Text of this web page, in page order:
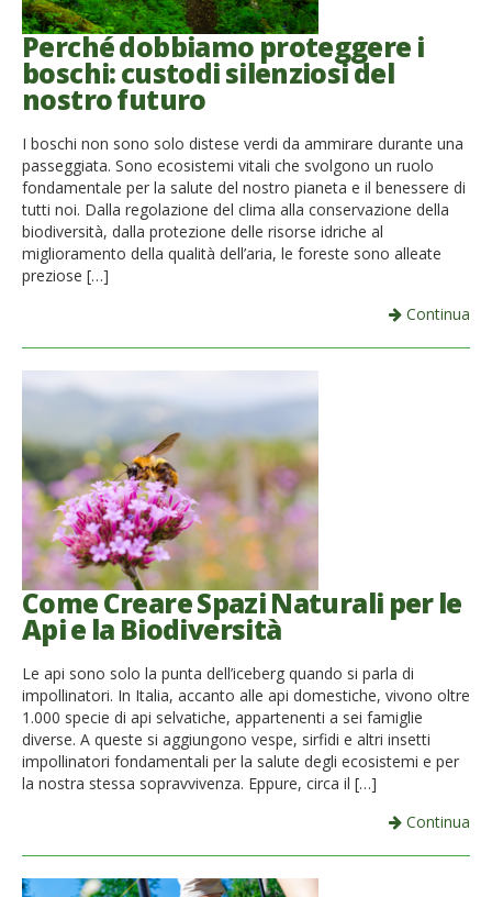
Perché dobbiamo proteggere i
boschi: custodi silenziosi del
nostro futuro
I boschi non sono solo distese verdi da ammirare durante una
passeggiata. Sono ecosistemi vitali che svolgono un ruolo
fondamentale per la salute del nostro pianeta e il benessere di
tutti noi. Dalla regolazione del clima alla conservazione della
biodiversità, dalla protezione delle risorse idriche al
miglioramento della qualità dell’aria, le foreste sono alleate
preziose […]
Continua
Come Creare Spazi Naturali per le
Api e la Biodiversità
Le api sono solo la punta dell’iceberg quando si parla di
impollinatori. In Italia, accanto alle api domestiche, vivono oltre
1.000 specie di api selvatiche, appartenenti a sei famiglie
diverse. A queste si aggiungono vespe, sirfidi e altri insetti
impollinatori fondamentali per la salute degli ecosistemi e per
la nostra stessa sopravvivenza. Eppure, circa il […]
Continua